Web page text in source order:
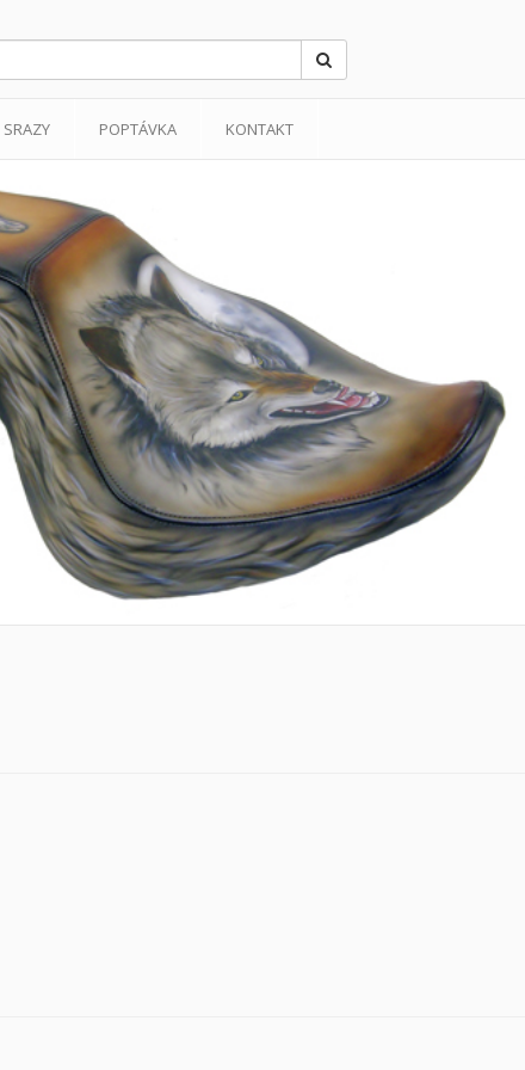
SRAZY POPTÁVKA KONTAKT